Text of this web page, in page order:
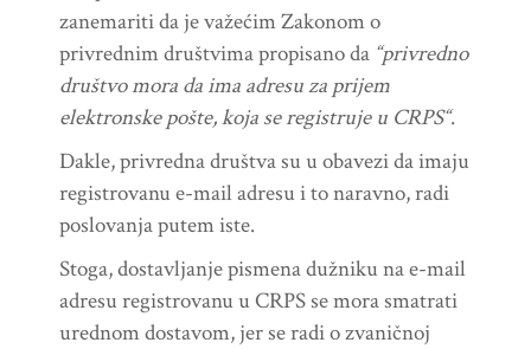
zanemariti da je važećim Zakonom o
privrednim društvima propisano da “privredno
društvo mora da ima adresu za prijem
elektronske pošte, koja se registruje u CRPS“.
Dakle, privredna društva su u obavezi da imaju
registrovanu e-mail adresu i to naravno, radi
poslovanja putem iste.
Stoga, dostavljanje pismena dužniku na e-mail
adresu registrovanu u CRPS se mora smatrati
urednom dostavom, jer se radi o zvaničnoj